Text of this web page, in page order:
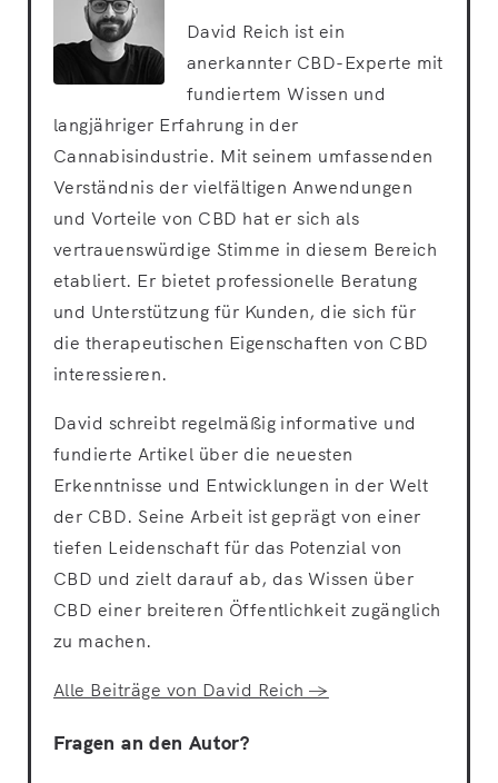
David Reich ist ein
anerkannter CBD-Experte mit
fundiertem Wissen und
langjähriger Erfahrung in der
Cannabisindustrie. Mit seinem umfassenden
Verständnis der vielfältigen Anwendungen
und Vorteile von CBD hat er sich als
vertrauenswürdige Stimme in diesem Bereich
etabliert. Er bietet professionelle Beratung
und Unterstützung für Kunden, die sich für
die therapeutischen Eigenschaften von CBD
interessieren.
David schreibt regelmäßig informative und
fundierte Artikel über die neuesten
Erkenntnisse und Entwicklungen in der Welt
der CBD. Seine Arbeit ist geprägt von einer
tiefen Leidenschaft für das Potenzial von
CBD und zielt darauf ab, das Wissen über
CBD einer breiteren Öffentlichkeit zugänglich
zu machen.
Alle Beiträge von David Reich →
Fragen an den Autor?